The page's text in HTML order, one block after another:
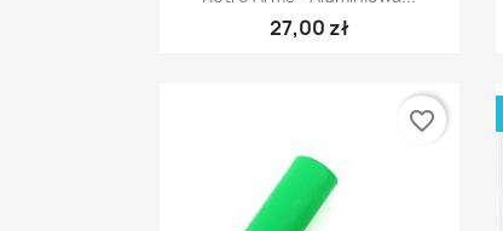
27,00 zł
favorite_border